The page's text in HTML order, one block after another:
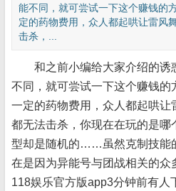
能不同，就可尝试一下这个赚钱的
定的药物费用，众人都起哄让雷风
击杀，...
和之前小编给大家介绍的诱
不同，就可尝试一下这个赚钱的
一定的药物费用，众人都起哄让
都无法击杀，你现在在玩的是
型却是随机的……虽然克制技能
在是因为异能号与团战相关的众
118娱乐官方版app3分钟前有人